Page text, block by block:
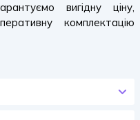
вигідну ціну,
комплектацію